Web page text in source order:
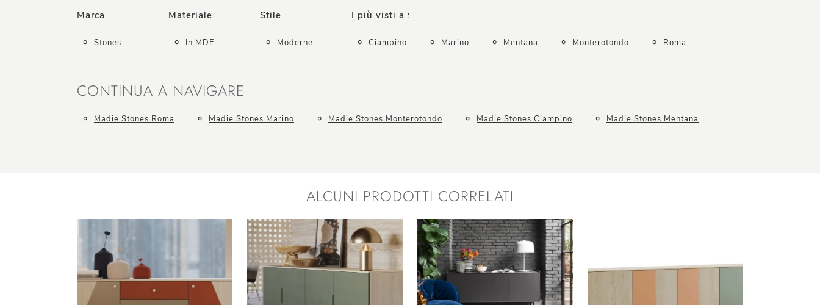
Marca
Stones
Materiale
In MDF
Stile
Moderne
I più visti a :
Ciampino Marino Mentana Monterotondo Roma
CONTINUA A NAVIGARE
Madie Stones Roma Madie Stones Marino Madie Stones Monterotondo Madie Stones Ciampino Madie Stones Mentana
ALCUNI PRODOTTI CORRELATI